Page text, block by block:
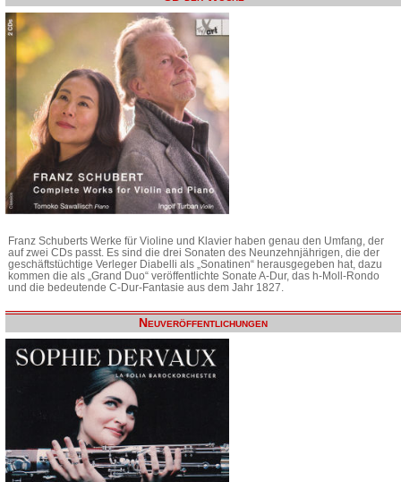
Franz Schuberts Werke für Violine und Klavier haben genau den Umfang, der
auf zwei CDs passt. Es sind die drei Sonaten des Neunzehnjährigen, die der
geschäftstüchtige Verleger Diabelli als „Sonatinen“ herausgegeben hat, dazu
kommen die als „Grand Duo“ veröffentlichte Sonate A-Dur, das h-Moll-Rondo
und die bedeutende C-Dur-Fantasie aus dem Jahr 1827.
Neuveröffentlichungen